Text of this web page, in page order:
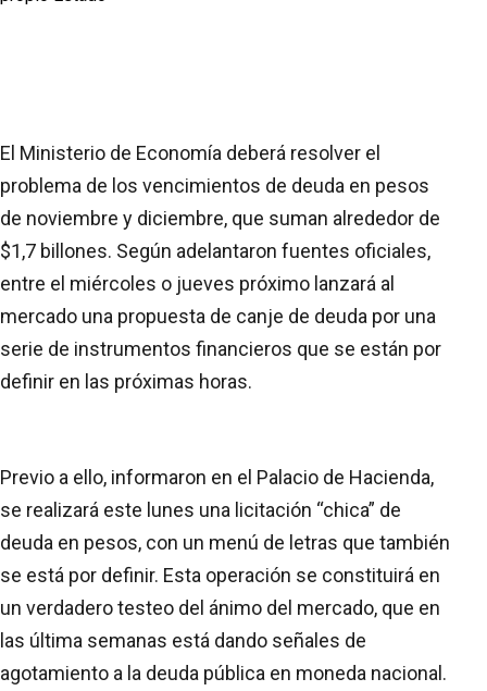
El Ministerio de Economía deberá resolver el
problema de los vencimientos de deuda en pesos
de noviembre y diciembre, que suman alrededor de
$1,7 billones. Según adelantaron fuentes oficiales,
entre el miércoles o jueves próximo lanzará al
mercado una propuesta de canje de deuda por una
serie de instrumentos financieros que se están por
definir en las próximas horas.
Previo a ello, informaron en el Palacio de Hacienda,
se realizará este lunes una licitación “chica” de
deuda en pesos, con un menú de letras que también
se está por definir. Esta operación se constituirá en
un verdadero testeo del ánimo del mercado, que en
las última semanas está dando señales de
agotamiento a la deuda pública en moneda nacional.